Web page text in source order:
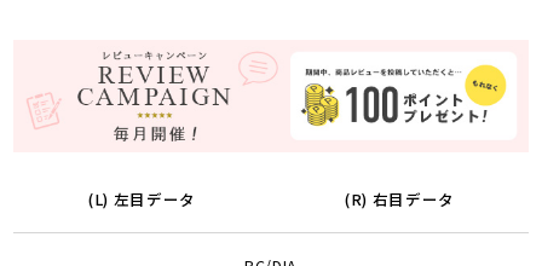
(L) 左目データ (R) 右目データ